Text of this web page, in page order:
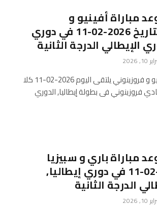
مباراة أفينيو و
فروزينوني بتاريخ 2026-02-11 في دوري
الإيطالي الدرجة الثانية
2026
تفاصيل مباراة أفينيو و فروزينوني يلتقى اليوم 2026-02-11 كلا
فروزينوني فى بطولة إيطاليا, الدوري
مباراة باري و سبيزيا
بتاريخ 2026-02-11 في دوري إيطاليا,
الدرجة الثانية
2026